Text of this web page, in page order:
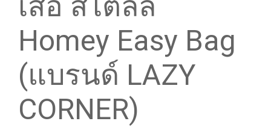
Homey Easy Bag
(แบรนด์ LAZY
CORNER)